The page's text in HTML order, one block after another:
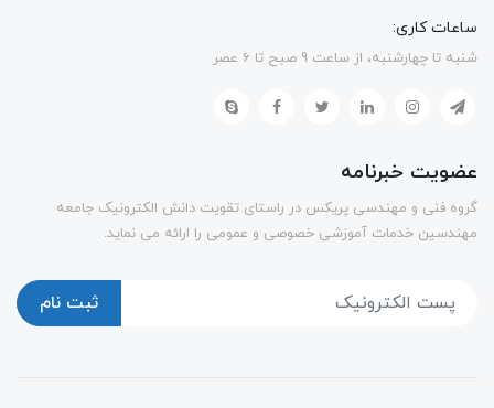
ساعات کاری:
شنبه تا چهارشنبه، از ساعت 9 صبح تا 6 عصر
عضویت خبرنامه
گروه فنی و مهندسی پریکس در راستای تقویت دانش الکترونیک جامعه
مهندسین خدمات آموزشی خصوصی و عمومی را ارائه می نماید.
ثبت نام